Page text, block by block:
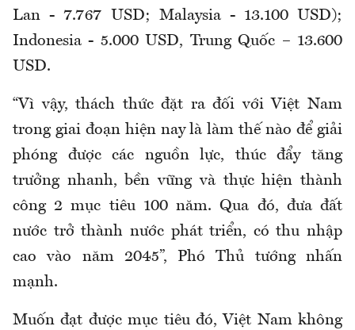
Lan - 7.767 USD; Malaysia - 13.100 USD);
Indonesia - 5.000 USD, Trung Quốc – 13.600
USD.
“Vì vậy, thách thức đặt ra đối với Việt Nam
trong giai đoạn hiện nay là làm thế nào để giải
phóng được các nguồn lực, thúc đẩy tăng
trưởng nhanh, bền vững và thực hiện thành
công 2 mục tiêu 100 năm. Qua đó, đưa đất
nước trở thành nước phát triển, có thu nhập
cao vào năm 2045”, Phó Thủ tướng nhấn
mạnh.
Muốn đạt được mục tiêu đó, Việt Nam không